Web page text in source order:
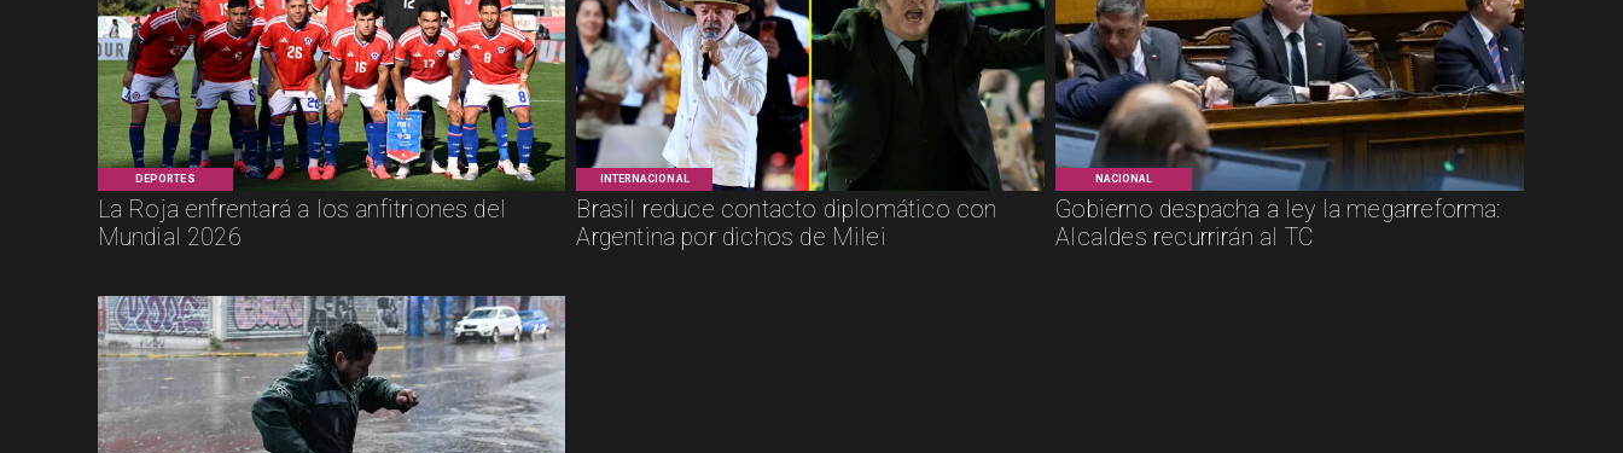
DEPORTES
La Roja enfrentará a los anfitriones del
Mundial 2026
INTERNACIONAL
Brasil reduce contacto diplomático con
Argentina por dichos de Milei
NACIONAL
Gobierno despacha a ley la megarreforma:
Alcaldes recurrirán al TC